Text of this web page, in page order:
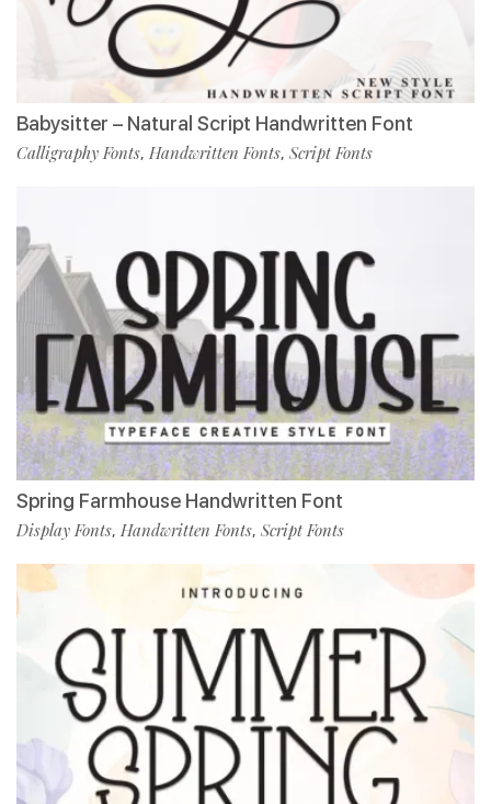
Babysitter – Natural Script Handwritten Font
Calligraphy Fonts, Handwritten Fonts, Script Fonts
Spring Farmhouse Handwritten Font
Display Fonts, Handwritten Fonts, Script Fonts